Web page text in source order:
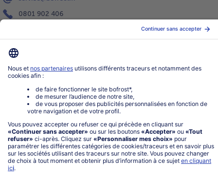
0801 902 406
Service
À propos de bofrost*